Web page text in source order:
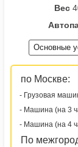
Вес
Основные
по Москве:
- Грузовая
- Машина (на 3
- Машина (на 4
По